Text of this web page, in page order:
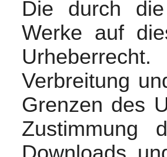
Die durch
Werke auf
Verbreitung
Grenzen des
Zustimmung